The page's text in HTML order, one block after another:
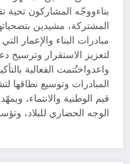
بناءووجّه المشاركون تحية
المشتركة، مشيدين
مبادرات البناء والإعمار
لتعزيز الاستقرار وترسيخ
واعدواختُتمت الفعالية
المبادرات وتوسيع نطاقها
قيم الوطنية والانتماء،
الوجه الحضاري للبلاد،